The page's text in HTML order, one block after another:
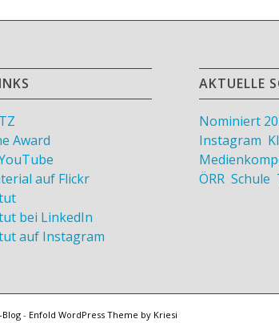
Award
auf Flickr
bei LinkedIn
auf Instagram
AKTUELLE
Nominiert
Instagram
ÖRR, Schule
Blog- Enfold WordPress Theme by Kriesi